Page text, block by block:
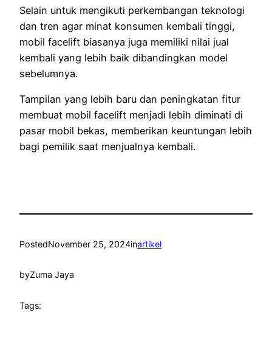
Selain untuk mengikuti perkembangan teknologi
dan tren agar minat konsumen kembali tinggi,
mobil facelift biasanya juga memiliki nilai jual
kembali yang lebih baik dibandingkan model
sebelumnya.
Tampilan yang lebih baru dan peningkatan fitur
membuat mobil facelift menjadi lebih diminati di
pasar mobil bekas, memberikan keuntungan lebih
bagi pemilik saat menjualnya kembali.
PostedNovember 25, 2024inartikel
byZuma Jaya
Tags: